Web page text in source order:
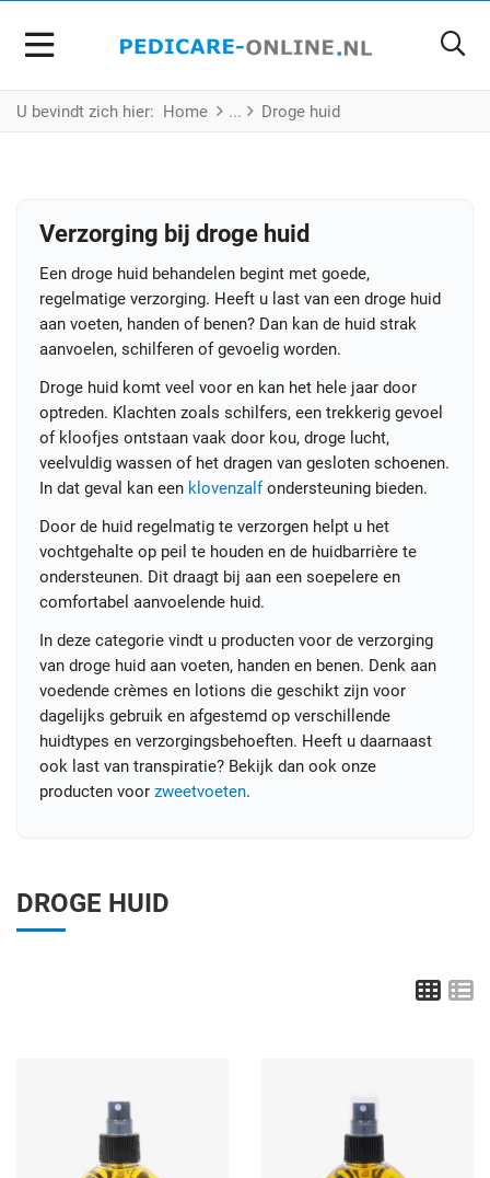
U bevindt zich hier: Home Droge huid
Verzorging bij droge huid
Een droge huid behandelen begint met goede,
regelmatige verzorging. Heeft u last van een droge huid
aan voeten, handen of benen? Dan kan de huid strak
aanvoelen, schilferen of gevoelig worden.
Droge huid komt veel voor en kan het hele jaar door
optreden. Klachten zoals schilfers, een trekkerig gevoel
of kloofjes ontstaan vaak door kou, droge lucht,
veelvuldig wassen of het dragen van gesloten schoenen.
In dat geval kan een klovenzalfondersteuning bieden.
Door de huid regelmatig te verzorgen helpt u het
vochtgehalte op peil te houden en de huidbarrière te
ondersteunen. Dit draagt bij aan een soepelere en
comfortabel aanvoelende huid.
In deze categorie vindt u producten voor de verzorging
van droge huid aan voeten, handen en benen. Denk aan
voedende crèmes en lotions die geschikt zijn voor
dagelijks gebruik en afgestemd op verschillende
huidtypes en verzorgingsbehoeften. Heeft u daarnaast
ook last van transpiratie? Bekijk dan ook onze
producten voor zweetvoeten.
DROGE HUID
Grid